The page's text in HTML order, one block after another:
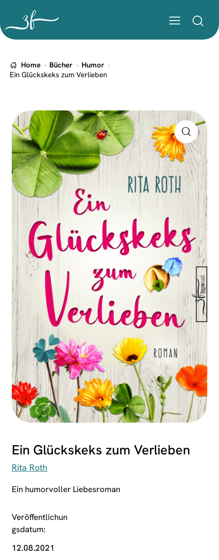
Home Bücher
Humor
Ein Glückskeks zum Verlieben
Ein Glückskeks zum Verlieben
Rita Roth
Ein humorvoller Liebesroman
Veröffentlichun
gsdatum
12.08.2021